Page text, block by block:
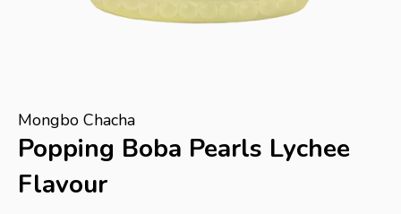
Mongbo Chacha
Popping Boba Pearls Lychee
Flavour